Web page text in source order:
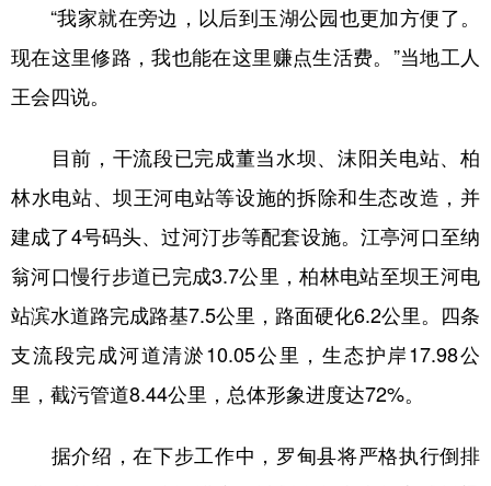
Deutsch Português
“我家就在旁边，以后到玉湖公园也更加方便了。
现在这里修路，我也能在这里赚点生活费。”当地工人
王会四说。
目前，干流段已完成董当水坝、沫阳关电站、柏
林水电站、坝王河电站等设施的拆除和生态改造，并
建成了4号码头、过河汀步等配套设施。江亭河口至纳
翁河口慢行步道已完成3.7公里，柏林电站至坝王河电
站滨水道路完成路基7.5公里，路面硬化6.2公里。四条
支流段完成河道清淤10.05公里，生态护岸17.98公
里，截污管道8.44公里，总体形象进度达72%。
据介绍，在下步工作中，罗甸县将严格执行倒排